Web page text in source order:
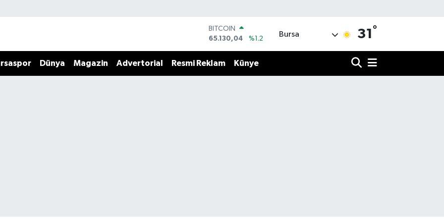
BITCOIN
65.130,04
%1.2
47,7106
%0.17
Bursa 31 °
Dünya Magazin Advertorial Resmi Reklam Künye